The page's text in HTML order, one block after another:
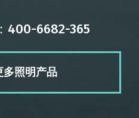
400-6682-365
多照明产品